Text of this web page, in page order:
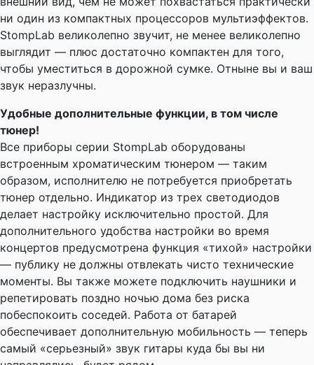
ни один из компактных процессоров мультиэффектов.
StompLab великолепно звучит, не менее великолепно
выглядит — плюс достаточно компактен для того,
чтобы уместиться в дорожной сумке. Отныне вы и ваш
звук неразлучны.
Удобные дополнительные функции, в том числе
тюнер!
Все приборы серии StompLab оборудованы
встроенным хроматическим тюнером — таким
образом, исполнителю не потребуется приобретать
тюнер отдельно. Индикатор из трех светодиодов
делает настройку исключительно простой. Для
дополнительного удобства настройки во время
концертов предусмотрена функция «тихой» настройки
— публику не должны отвлекать чисто технические
моменты. Вы также можете подключить наушники и
репетировать поздно ночью дома без риска
побеспокоить соседей. Работа от батарей
обеспечивает дополнительную мобильность — теперь
самый «серьезный» звук гитары куда бы вы ни